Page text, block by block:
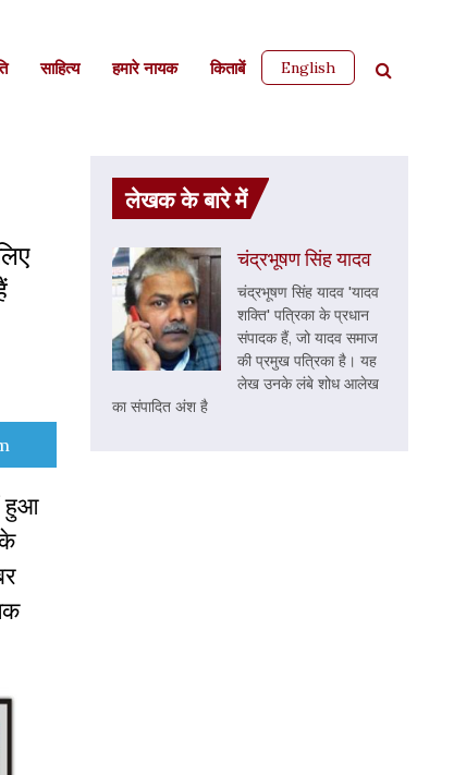
साहित्‍य हमारे नायक किताबें English
हुआ
लेखक के बारे में
चंद्रभूषण सिंह यादव
चंद्रभूषण सिंह यादव 'यादव
शक्ति' पत्रिका के प्रधान
संपादक हैं, जो यादव समाज
की प्रमुख पत्रिका है। यह
लेख उनके लंबे शोध आलेख
का संपादित अंश है